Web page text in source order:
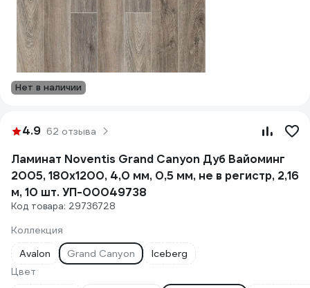
Нет в наличии
4.9 62 отзыва
Ламинат Noventis Grand Сanyon Дуб Вайоминг
2005, 180x1200, 4,0 мм, 0,5 мм, не в регистр, 2,16
м, 10 шт. УП-00049738
Код товара: 29736728
Коллекция
Avalon
Grand Сanyon
Iceberg
Цвет